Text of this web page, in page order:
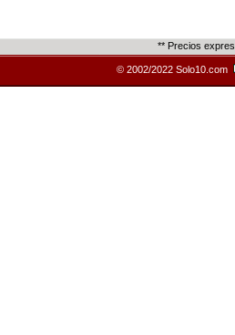
** Precios
© 2002/2022 Solo10.com